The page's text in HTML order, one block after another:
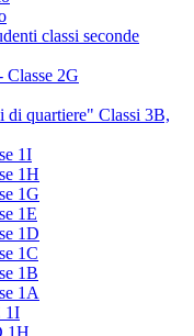
classi seconde
Classe 2G
di quartiere" Classi 3B,
1I
1H
1G
1E
1D
1C
1B
1A
1I